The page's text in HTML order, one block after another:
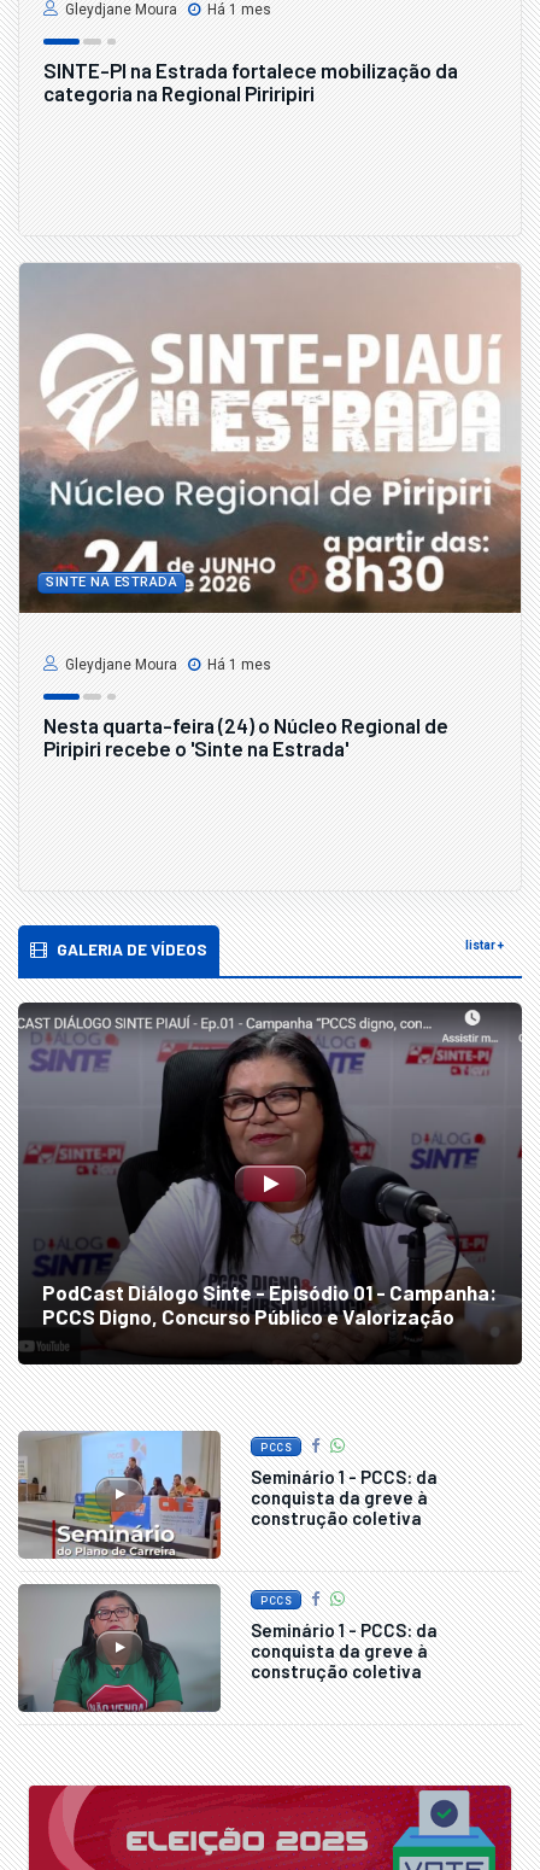
Gleydjane Moura Há 1 mes
SINTE-PI na Estrada fortalece mobilização da
categoria na Regional Piriripiri
SINTE NA ESTRADA
Gleydjane Moura Há 1 mes
Nesta quarta-feira (24) o Núcleo Regional de
Piripiri recebe o 'Sinte na Estrada'
GALERIA DE VÍDEOS listar +
PodCast Diálogo Sinte - Episódio 01 - Campanha:
PCCS Digno, Concurso Público e Valorização
PCCS
Seminário 1 - PCCS: da
conquista da greve à
construção coletiva
PCCS
Seminário 1 - PCCS: da
conquista da greve à
construção coletiva